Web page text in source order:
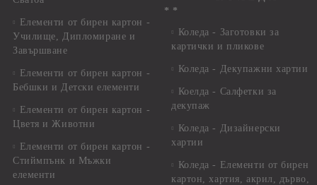
Елементи от бирен картон -
Училище, Дипломиране и
Завършване
Елементи от бирен картон -
Бебшки и Детски елементи
Елементи от бирен картон -
Цветя и Животни
Елементи от бирен картон -
Стиймпънк и Мъжки
елементи
* *
Коледа - Заготовки за
картички и пликове
Коледа - Декупажни хартии
Коелда - Салфетки за
декупаж
Коледа - Дизайнерски
хартии
Коледа - Eлементи от бирен
картон, хартия, акрил, дърво,